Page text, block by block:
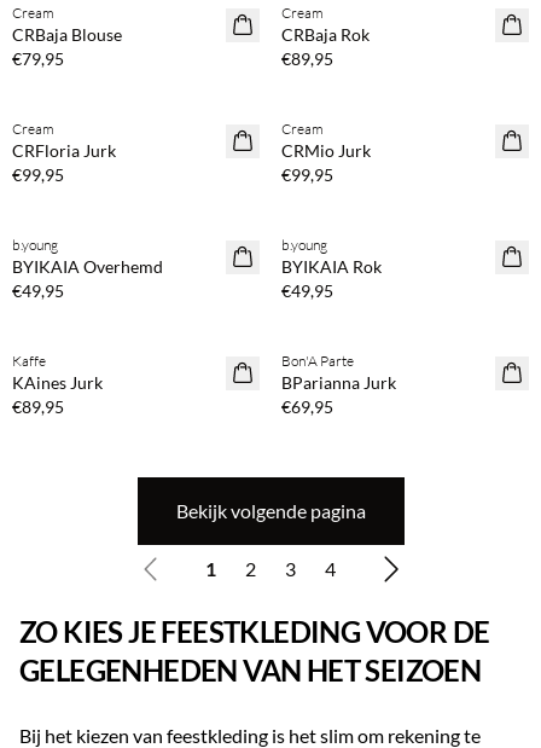
NEWS
Cream
CRBaja Blouse
€79,95
NEWS
Cream
CRBaja Rok
€89,95
NEWS
Cream
CRFloria Jurk
€99,95
NEWS
Cream
CRMio Jurk
€99,95
NEWS
b.young
BYIKAIA Overhemd
€49,95
NEWS
b.young
BYIKAIA Rok
€49,95
NEWS
Kaffe
KAines Jurk
€89,95
NEWS
Bon'A Parte
BParianna Jurk
€69,95
Bekijk volgende pagina
1 2 3 4
ZO KIES JE FEESTKLEDING VOOR DE
GELEGENHEDEN VAN HET SEIZOEN
Bij het kiezen van feestkleding is het slim om rekening te